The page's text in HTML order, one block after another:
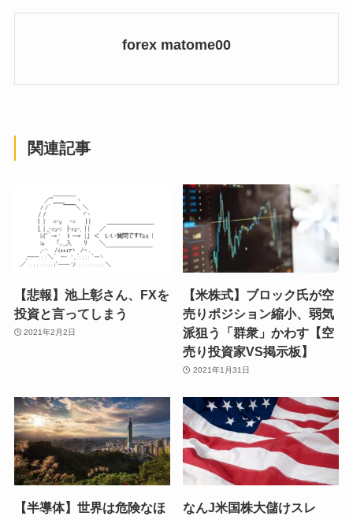
forex matome00
関連記事
【悲報】池上彰さん、FXを
投資と言ってしまう
2021年2月2日
【米株式】ブロック氏が空
売りポジション縮小、弱気
派狙う「群衆」かわす【空
売り投資家VS掲示板】
2021年1月31日
【半導体】世界は危険なほ
なんJ米国株大儲けスレ